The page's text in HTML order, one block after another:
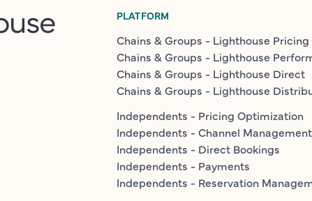
PLATFORM
Chains & Groups - Lighthouse Pricing
Chains & Groups - Lighthouse
Chains & Groups - Lighthouse Direct
Chains & Groups - Lighthouse
Independents - Pricing Optimization
Independents - Channel Management
Independents - Direct Bookings
Independents - Payments
Independents - Reservation